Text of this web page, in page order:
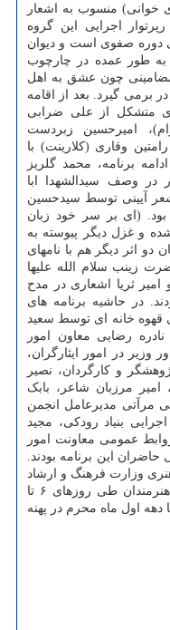
خوانی) منسوب به اشعار
اجرایی این گروه
دوره صفوی است و دیوان
به طور عمده در چارچوب
چون عشق به اهل
برمی گیرد. بعد از اقامه
متشکل از علی ضرابی
امیرحسین زبردست
وقاری (کلارینت) با
برنامه، محمد گلریز
در وصف سیدالشهدا ابا
آیینی توسط سیدحسین
بود. (ای بر سر خود زبان
و غزل دیگر پیوسته به
دو اثر دیگر هم با نامهای
زینب سلام الله علیها
امیر ثریا اشعاری در مدح
در حاشیه برنامه های
قهوه خانه ای توسط سعید
رضایی معاون امور
وزیر در امور ایثارگران،
و کارگردان، نصیر
امیر مرزبان شاعر، بابک
مرآتی مدیرعامل انجمن
بنیاد رودکی، مجید
عمومی معاونت امور
حاضران این برنامه بودند.
وزارت فرهنگ و ارشاد
اسلامی در چارچوب محفل عاشورایی هنرمندان طی روزهای ۶ تا
۳۰ تا ۲۲ هم زمان با دهه اول ماه محرم در پهنه